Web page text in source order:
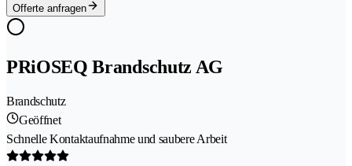
Offerte anfragen
PRiOSEQ Brandschutz AG
Brandschutz
Geöffnet
Schnelle Kontaktaufnahme und saubere Arbeit